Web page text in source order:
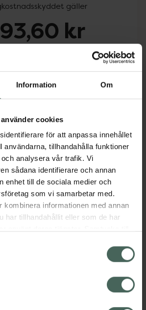
Information Om
cookies
för att anpassa innehållet
användarna, tillhandahålla funktioner
analysera vår trafik. Vi
sådana identifierare och annan
enhet till de sociala medier och
som vi samarbetar med.
kombinera informationen med annan
har tillhandahållit eller som de har
via webbplatsens
Ett återkallat samtycke påverkar inte
som skett innan återkallelsen.
gäller
kr
via ditt recept
Dölj
bipacksedeln innan
Visa